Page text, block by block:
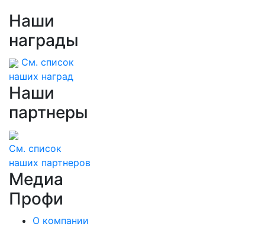
Наши
награды
См. список
наших наград
Наши
партнеры
См. список
наших партнеров
Медиа
Профи
О компании